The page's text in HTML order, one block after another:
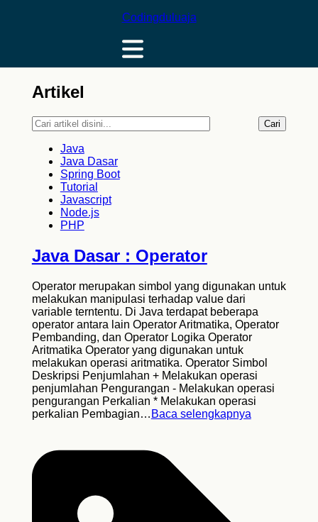
Codingduluaja
Artikel
Cari
Java
Java Dasar
Spring Boot
Tutorial
Javascript
Node.js
PHP
Java Dasar : Operator
Operator merupakan simbol yang digunakan untuk
melakukan manipulasi terhadap value dari
variable terntentu. Di Java terdapat beberapa
operator antara lain Operator Aritmatika, Operator
Pembanding, dan Operator Logika Operator
Aritmatika Operator yang digunakan untuk
melakukan operasi aritmatika. Operator Simbol
Deskripsi Penjumlahan + Melakukan operasi
penjumlahan Pengurangan - Melakukan operasi
pengurangan Perkalian * Melakukan operasi
perkalian Pembagian… Baca selengkapnya